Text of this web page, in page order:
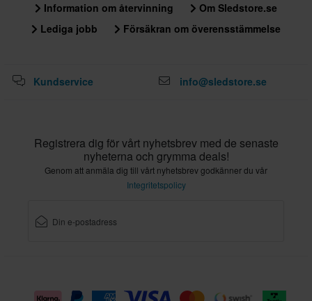
Information om återvinning
Om Sledstore.se
Lediga jobb
Försäkran om överensstämmelse
Kundservice info@sledstore.se
Registrera dig för vårt nyhetsbrev med de senaste
nyheterna och grymma deals!
Genom att anmäla dig till vårt nyhetsbrev godkänner du vår
Integritetspolicy